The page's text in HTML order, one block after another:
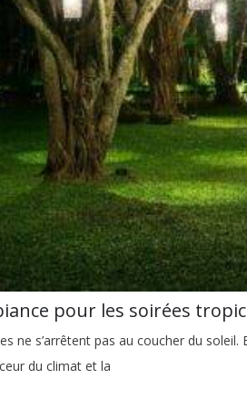
pour les soirées
ne s’arrêtent pas au coucher du
du climat et la